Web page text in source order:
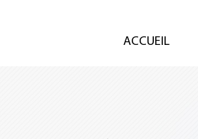
ACCUEIL